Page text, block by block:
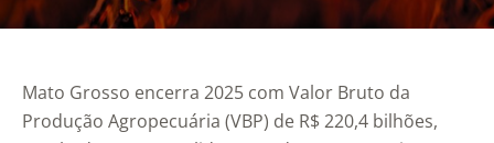
Mato Grosso encerra 2025 com Valor Bruto da
Produção Agropecuária (VBP) de R$ 220,4 bilhões,